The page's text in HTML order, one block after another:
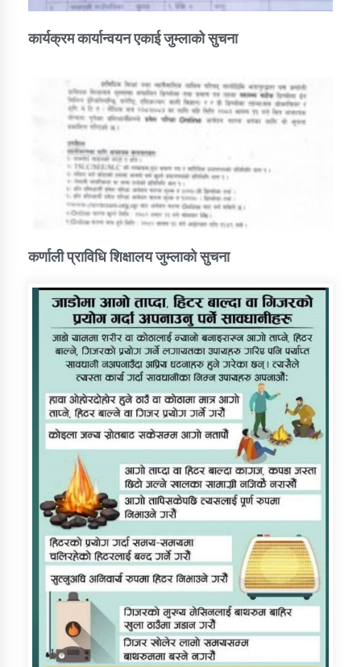
कार्यक्रम कार्यान्वयन एकाई जुम्लाको सुचना
कर्णाली प्राविधि शिक्षालय जुम्लाको सुचना